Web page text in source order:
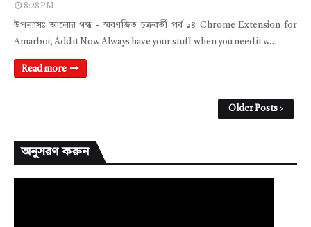
8:28 PM
উপন্যাসঃ আলোর গন্ধ - স্মরণজিত চক্রবর্তী পর্ব ১৪ Chrome Extension for
Amarboi, Add it Now Always have your stuff when you need it w…
Read more
Older Posts
অনুসরণ করুন